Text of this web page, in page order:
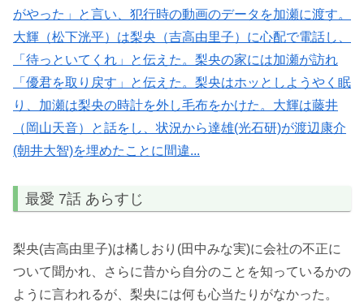
がやった」と言い、犯行時の動画のデータを加瀬に渡す。
大輝（松下洸平）は梨央（吉高由里子）に心配で電話し、
「待っといてくれ」と伝えた。梨央の家には加瀬が訪れ
「優君を取り戻す」と伝えた。梨央はホッとしようやく眠
り、加瀬は梨央の時計を外し毛布をかけた。大輝は藤井
（岡山天音）と話をし、状況から達雄(光石研)が渡辺康介
(朝井大智)を埋めたことに間違...
最愛 7話 あらすじ
梨央(吉高由里子)は橘しおり(田中みな実)に会社の不正に
ついて聞かれ、さらに昔から自分のことを知っているかの
ように言われるが、梨央には何も心当たりがなかった。